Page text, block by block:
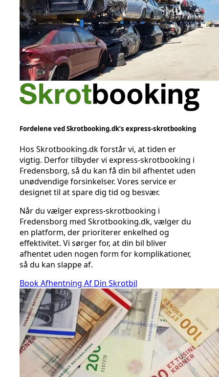
Fordelene ved Skrotbooking.dk’s express-skrotbooking
Hos Skrotbooking.dk forstår vi, at tiden er
vigtig. Derfor tilbyder vi express-skrotbooking i
Fredensborg, så du kan få din bil afhentet uden
unødvendige forsinkelser. Vores service er
designet til at spare dig tid og besvær.
Når du vælger express-skrotbooking i
Fredensborg med Skrotbooking.dk, vælger du
en platform, der prioriterer enkelhed og
effektivitet. Vi sørger for, at din bil bliver
afhentet uden nogen form for komplikationer,
så du kan slappe af.
Book Afhentning Af Din Skrotbil